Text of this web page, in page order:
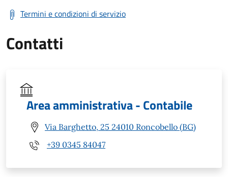
Termini e condizioni di servizio
Contatti
Area amministrativa - Contabile
Via Barghetto, 25 24010 Roncobello (BG)
+39 0345 84047